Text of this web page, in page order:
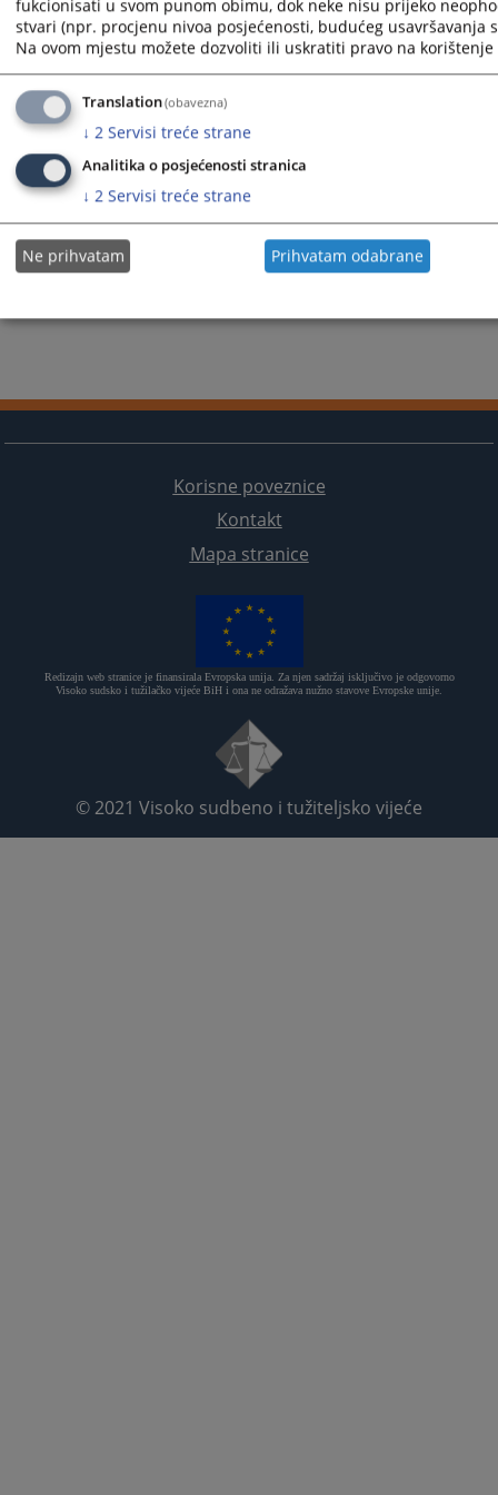
Vijest dostupna još na: Bosanski jezik Srpski jezik
570PREGLEDA
Korisne poveznice
Kontakt
Mapa stranice
Redizajn web stranice je finansirala Evropska unija. Za njen sadržaj isključivo je odgovorno
Visoko sudsko i tužilačko vijeće BiH i ona ne odražava nužno stavove Evropske unije.
© 2021 Visoko sudbeno i tužiteljsko vijeće
fukcionisati u svom punom obimu, dok neke nisu prijeko
stvari (npr. procjenu nivoa posjećenosti, budućeg usavršavanja
Na ovom mjestu možete dozvoliti ili uskratiti pravo na
Translation(obavezna)
↓ 2 Servisi treće strane
Analitika o posjećenosti stranica
↓ 2 Servisi treće strane
Ne prihvatam Prihvatam odabrane